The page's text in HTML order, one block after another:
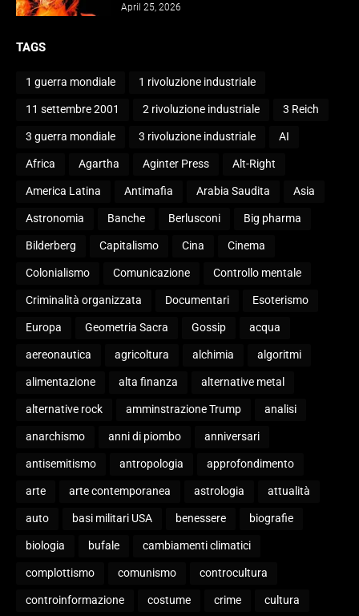
April 25, 2026
TAGS
1 guerra mondiale 1 rivoluzione industriale
11 settembre 2001 2 rivoluzione industriale 3 Reich
3 guerra mondiale 3 rivoluzione industriale AI
Africa Agartha Aginter Press Alt-Right
America Latina Antimafia Arabia Saudita Asia
Astronomia Banche Berlusconi Big pharma
Bilderberg Capitalismo Cina Cinema
Colonialismo Comunicazione Controllo mentale
Criminalità organizzata Documentari Esoterismo
Europa Geometria Sacra Gossip acqua
aereonautica agricoltura alchimia algoritmi
alimentazione alta finanza alternative metal
alternative rock amminstrazione Trump analisi
anarchismo anni di piombo anniversari
antisemitismo antropologia approfondimento
arte arte contemporanea astrologia attualità
auto basi militari USA benessere biografie
biologia bufale cambiamenti climatici
complottismo comunismo controcultura
controinformazione costume crime cultura